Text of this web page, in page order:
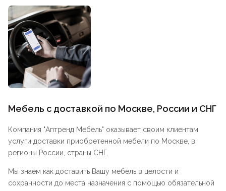
Мебель с доставкой по Москве, России и СНГ
Компания "Аптренд Мебель" оказывает своим клиентам
услуги доставки приобретенной мебели по Москве, в
регионы России, страны СНГ.
Мы знаем как доставить Вашу мебель в целости и
сохранности до места назначения с помощью обязательной